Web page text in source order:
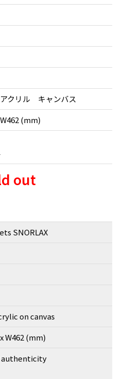
クリル キャンバス
(mm)
out
SNORLAX
on canvas
W462 (mm)
authenticity